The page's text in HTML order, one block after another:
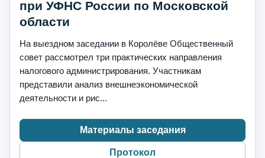
при УФНС России по Московской
области
На выездном заседании в Королёве Общественный
совет рассмотрел три практических направления
налогового администрирования. Участникам
представили анализ внешнеэкономической
деятельности и рис...
Материалы заседания
Протокол